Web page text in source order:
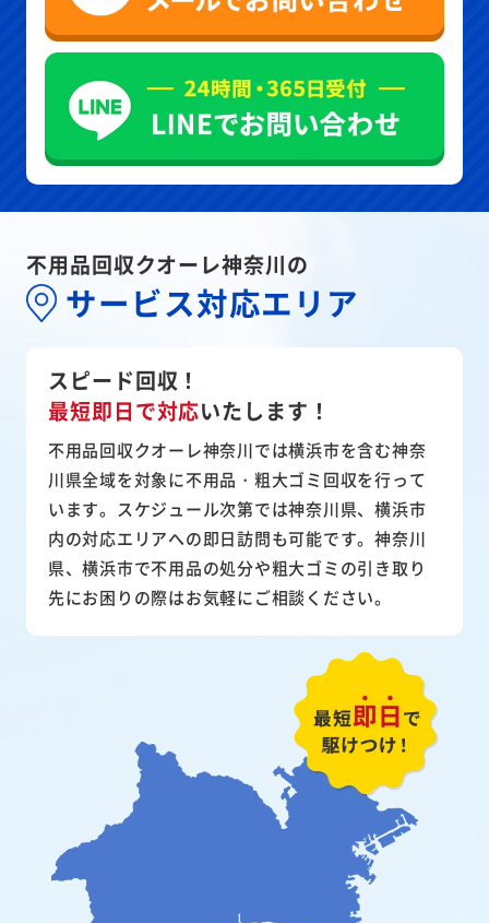
不用品回収クオーレ神奈川の
サービス対応エリア
スピード回収！
最短即日で対応いたします！
不用品回収クオーレ神奈川では横浜市を含む神奈
川県全域を対象に不用品・粗大ゴミ回収を行って
います。スケジュール次第では神奈川県、横浜市
内の対応エリアへの即日訪問も可能です。神奈川
県、横浜市で不用品の処分や粗大ゴミの引き取り
先にお困りの際はお気軽にご相談ください。